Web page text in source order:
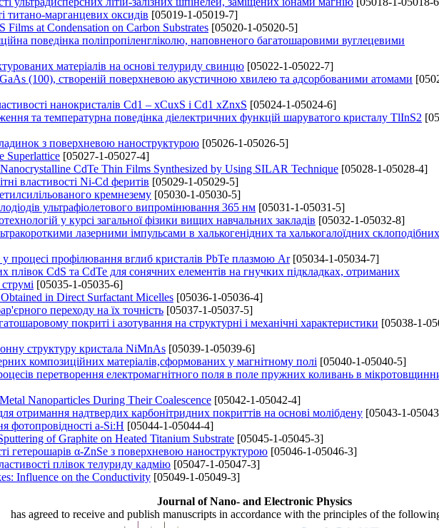
титано-марганцевих оксидів [05019-1-05019-7]
Films at Condensation on Carbon Substrates [05020-1-05020-5]
поведінка поліпропіленгліколю, наповненого багатошаровими вуглецевими
матеріалів на основі телуриду свинцю [05022-1-05022-7]
GaAs (100), створеній поверхневою акустичною хвилею та адсорбованими атомами
нанокристалів Cd1 – xCuxS і Cd1 xZnxS [05024-1-05024-6]
та температурна поведінка діелектричних функцій шаруватого кристалу TlInS2
з поверхневою наноструктурою [05026-1-05026-5]
Superlattice [05027-1-05027-4]
CdTe Thin Films Synthesized by Using SILAR Technique [05028-1-05028-4]
властивості Ni-Cd феритів [05029-1-05029-5]
кремнезему [05030-1-05030-5]
ультрафіолетового випромінювання 365 нм [05031-1-05031-5]
у курсі загальної фізики вищих навчальних закладів [05032-1-05032-8]
лазерними імпульсами в халькогенідних та халькогалоїдних склоподібних
у процесі профілювання вглиб кристалів PbTe плазмою Ar[05034-1-05034-7]
плівок CdS та CdTe для сонячних елементів на гнучких підкладках, отриманих
[05035-1-05035-6]
in Direct Surfactant Micelles [05036-1-05036-4]
переходу на їх точність [05037-1-05037-5]
покриті і азотування на структурні і механічні характеристики [05038-1-
структуру кристала NiMnAs [05039-1-05039-6]
композиційних матеріалів,сформованих у магнітному полі [05040-1-05040-5]
перетворення електромагнітного поля в поле пружних коливань в
Nanoparticles During Their Coalescence [05042-1-05042-4]
отримання надтвердих карбонітридних покриттів на основі молібдену [05043-1-
фотопровідності a-Si:H [05044-1-05044-4]
of Graphite on Heated Titanium Substrate [05045-1-05045-3]
гетерошарів α-ZnSe з поверхневою наноструктурою [05046-1-05046-3]
плівок телуриду кадмію [05047-1-05047-3]
Influence on the Conductivity [05049-1-05049-3]
Journal of Nano- and Electronic Physics
has agreed to receive and publish manuscripts in accordance with the principles of the